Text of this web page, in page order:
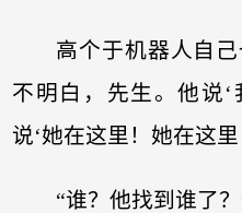
高个于机器人自
不明白，先生。他说
说‘她在这里！她在这里
“谁？他找到谁了？